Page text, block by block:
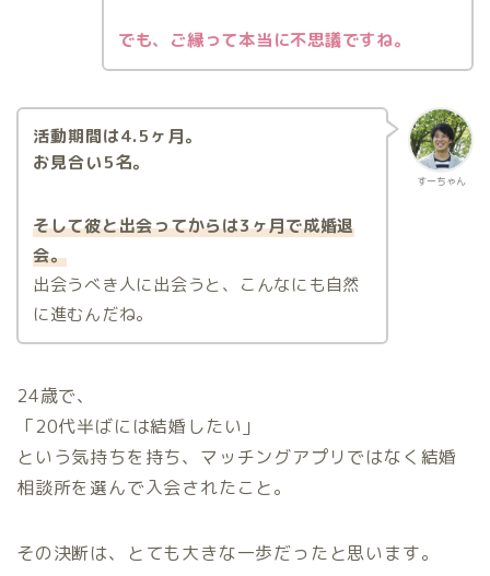
でも、ご縁って本当に不思議ですね。
すーちゃん
活動期間は4.5ヶ月。
お見合い5名。
そして彼と出会ってからは3ヶ月で成婚退
会。
出会うべき人に出会うと、こんなにも自然
に進むんだね。
24歳で、
「20代半ばには結婚したい」
という気持ちを持ち、マッチングアプリではなく結婚
相談所を選んで入会されたこと。
その決断は、とても大きな一歩だったと思います。